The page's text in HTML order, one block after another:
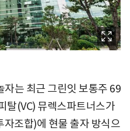
는 최근 그린잇 보통주 69
탈(VC) 뮤렉스파트너스가
조합)에 현물 출자 방식으